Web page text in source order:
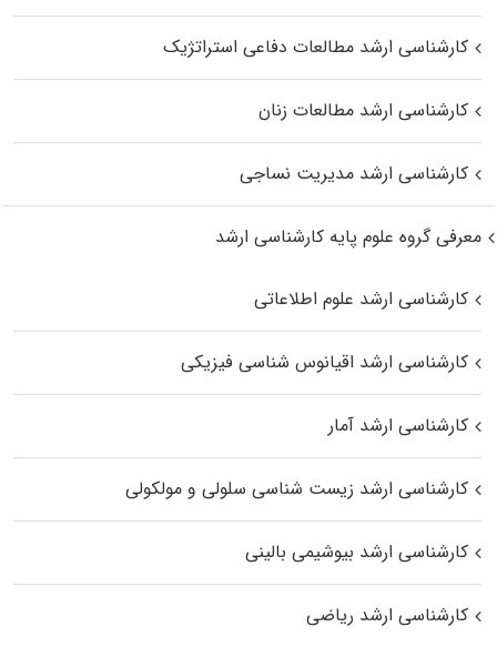
کارشناسی ارشد مطالعات دفاعی استراتژیک
کارشناسی ارشد مطالعات زنان
کارشناسی ارشد مدیریت نساجی
معرفی گروه علوم پایه کارشناسی ارشد
کارشناسی ارشد علوم اطلاعاتی
کارشناسی ارشد اقیانوس‌ شناسی فیزیکی
کارشناسی ارشد آمار
کارشناسی ارشد زیست شناسی سلولی و مولکولی
کارشناسی ارشد بیوشیمی بالینی
کارشناسی ارشد ریاضی